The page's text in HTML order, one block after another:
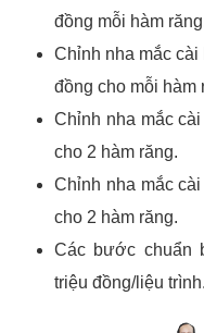
đồng mỗi hàm
Chỉnh nha mắc cài
đồng cho mỗi hàm
Chỉnh nha mắc
cho 2 hàm răng.
Chỉnh nha mắc
cho 2 hàm răng.
Các bước chuẩn
triệu đồng/liệu trình.